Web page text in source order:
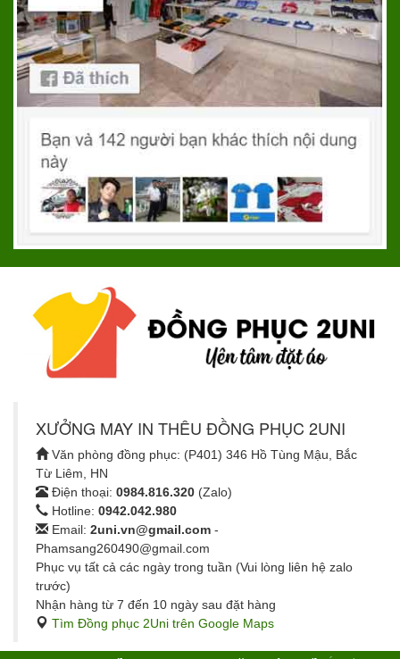
XƯỞNG MAY IN THÊU ĐỒNG PHỤC 2UNI
Văn phòng đồng phục: (P401) 346 Hồ Tùng Mậu, Bắc
Từ Liêm, HN
Điện thoại: 0984.816.320 (Zalo)
Hotline: 0942.042.980
Email: 2uni.vn@gmail.com -
Phamsang260490@gmail.com
Phục vụ tất cả các ngày trong tuần (Vui lòng liên hệ zalo
trước)
Nhận hàng từ 7 đến 10 ngày sau đặt hàng
Tìm Đồng phục 2Uni trên Google Maps